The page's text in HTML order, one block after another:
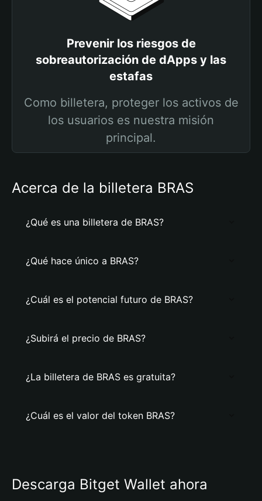
Prevenir los riesgos de
sobreautorización de dApps y las
estafas
Como billetera, proteger los activos de
los usuarios es nuestra misión
principal.
Acerca de la billetera BRAS
¿Qué es una billetera de BRAS?
¿Qué hace único a BRAS?
¿Cuál es el potencial futuro de BRAS?
¿Subirá el precio de BRAS?
¿La billetera de BRAS es gratuita?
¿Cuál es el valor del token BRAS?
Descarga Bitget Wallet ahora